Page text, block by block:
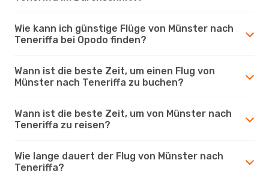
Wie kann ich günstige Flüge von Münster nach
Teneriffa bei Opodo finden?
Wann ist die beste Zeit, um einen Flug von
Münster nach Teneriffa zu buchen?
Wann ist die beste Zeit, um von Münster nach
Teneriffa zu reisen?
Wie lange dauert der Flug von Münster nach
Teneriffa?